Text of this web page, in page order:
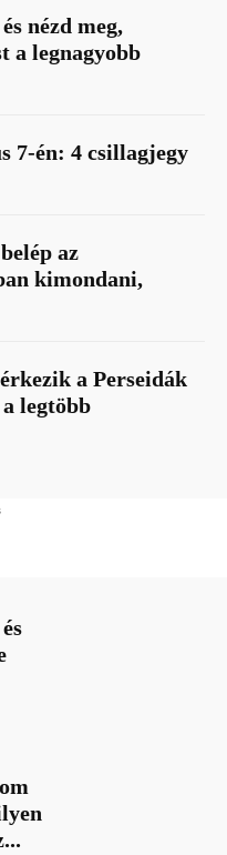
nézd meg,
a legnagyobb
7-én: 4 csillagjegy
az
kimondani,
a Perseidák
legtöbb